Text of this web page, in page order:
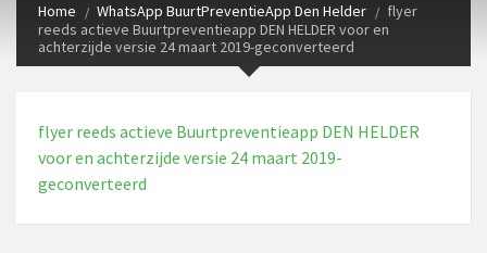
Home WhatsApp BuurtPreventieApp Den Helder
flyer
reeds actieve Buurtpreventieapp DEN HELDER voor en
achterzijde versie 24 maart 2019-geconverteerd
flyer reeds actieve Buurtpreventieapp DEN HELDER
voor en achterzijde versie 24 maart 2019-
geconverteerd